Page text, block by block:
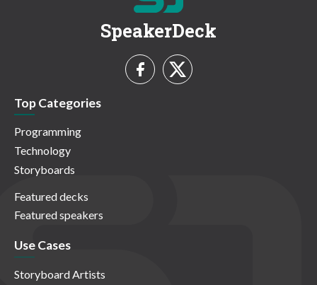
SpeakerDeck
Top Categories
Programming
Technology
Storyboards
Featured decks
Featured speakers
Use Cases
Storyboard Artists